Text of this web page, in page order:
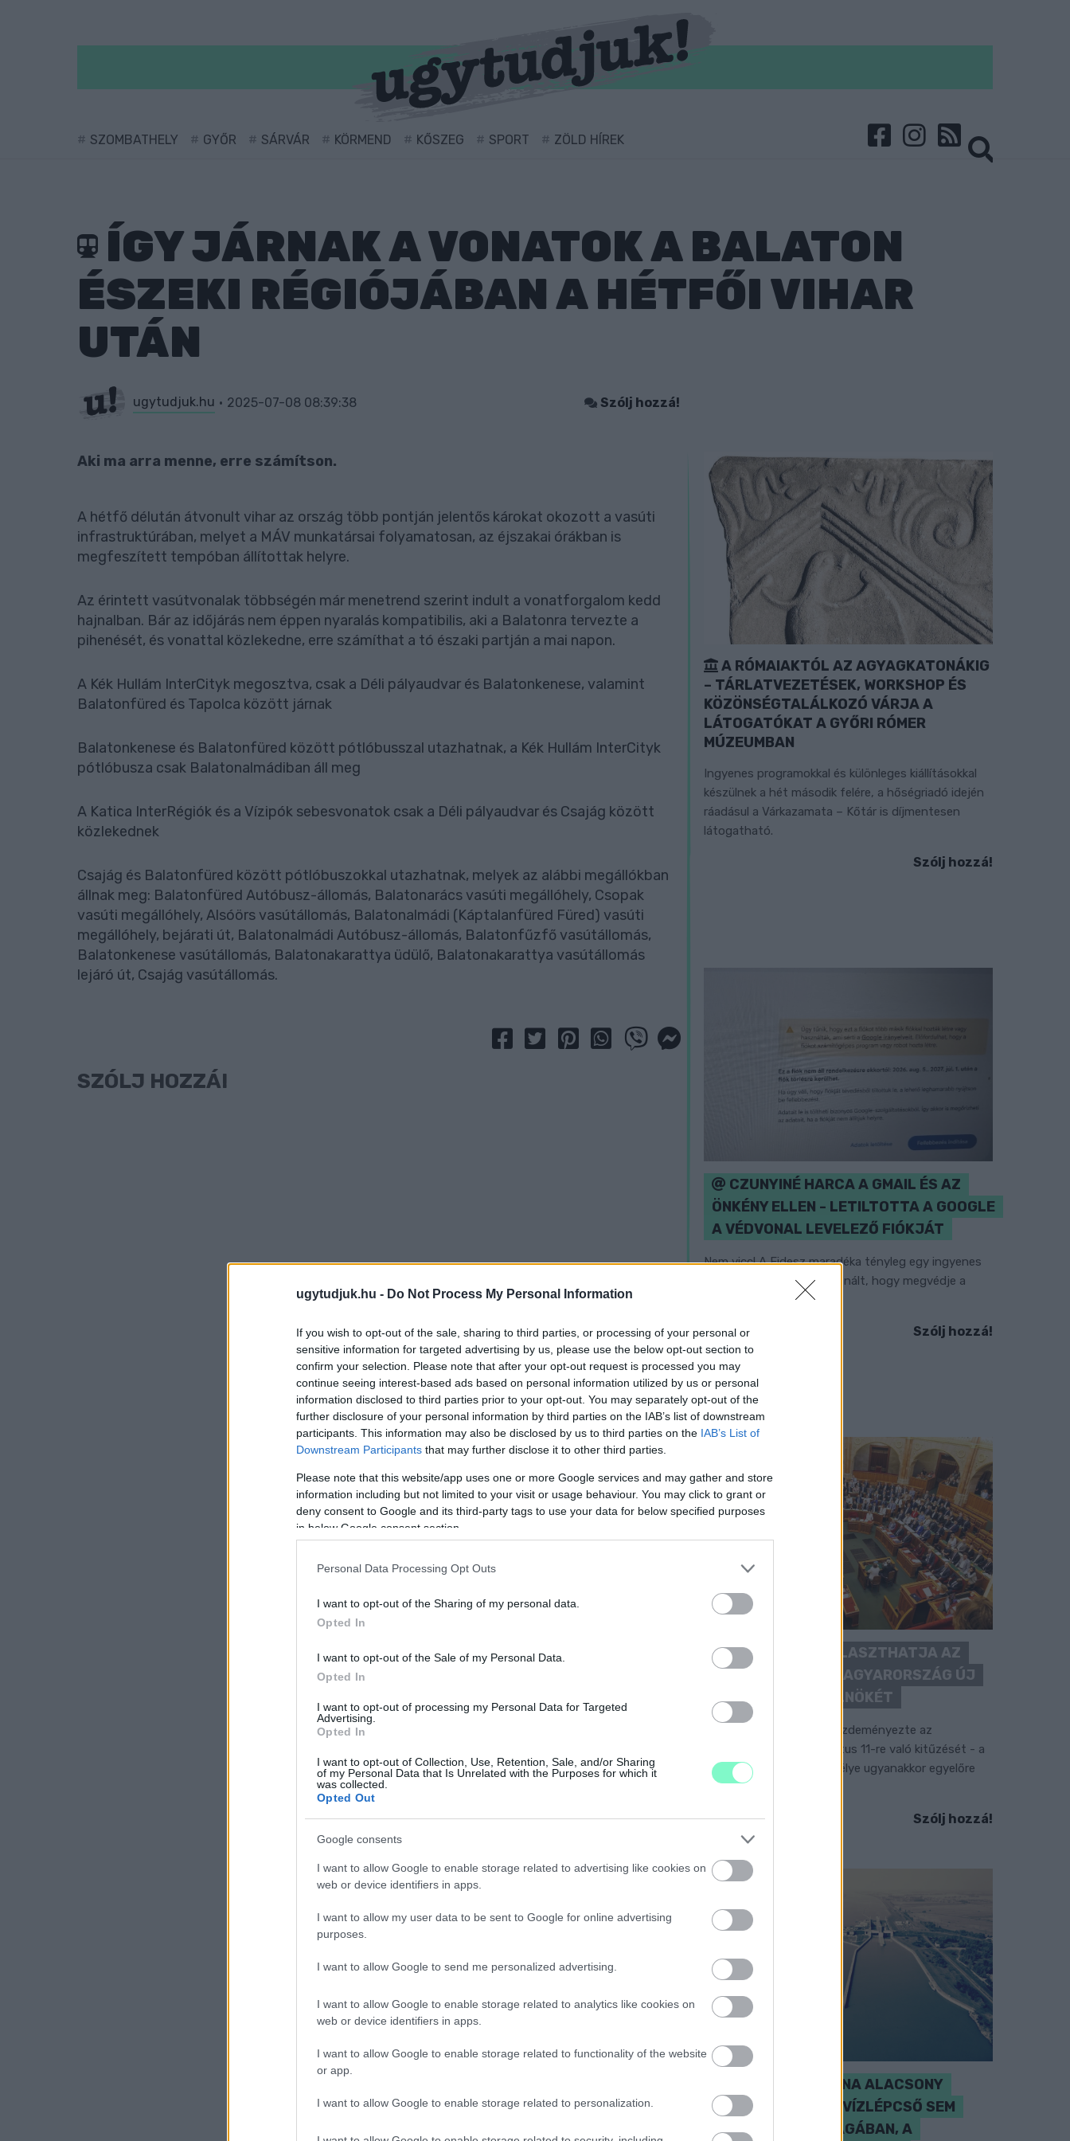
ugytudjuk.hu - Do Not Process My Personal Information
If you wish to opt-out of the sale, sharing to third parties, or processing of your personal or
sensitive information for targeted advertising by us, please use the below opt-out section to
confirm your selection. Please note that after your opt-out request is processed you may
continue seeing interest-based ads based on personal information utilized by us or personal
information disclosed to third parties prior to your opt-out. You may separately opt-out of the
further disclosure of your personal information by third parties on the IAB’s list of downstream
participants. This information may also be disclosed by us to third parties on the IAB’s List of
Downstream Participants that may further disclose it to other third parties.
Please note that this website/app uses one or more Google services and may gather and store
information including but not limited to your visit or usage behaviour. You may click to grant or
deny consent to Google and its third-party tags to use your data for below specified purposes
in below Google consent section.
Personal Data Processing Opt Outs
I want to opt-out of the Sharing of my personal data.
Opted In
I want to opt-out of the Sale of my Personal Data.
Opted In
I want to opt-out of processing my Personal Data for Targeted
Advertising.
Opted In
I want to opt-out of Collection, Use, Retention, Sale, and/or Sharing
of my Personal Data that Is Unrelated with the Purposes for which it
was collected.
Opted Out
Google consents
I want to allow Google to enable storage related to advertising like cookies on
web or device identifiers in apps.
I want to allow my user data to be sent to Google for online advertising
purposes.
I want to allow Google to send me personalized advertising.
I want to allow Google to enable storage related to analytics like cookies on
web or device identifiers in apps.
I want to allow Google to enable storage related to functionality of the website
or app.
I want to allow Google to enable storage related to personalization.
SZOMBATHELY GYŐR SÁRVÁR KÖRMEND KŐSZEG SPORT ZÖLD HÍREK
ÍGY JÁRNAK A VONATOK A BALATON
ÉSZEKI RÉGIÓJÁBAN A HÉTFŐI VIHAR
UTÁN
ugytudjuk.hu 2025-07-08 08:39:38 Szólj hozzá!
Aki ma arra menne, erre számítson.
A hétfő délután átvonult vihar az ország több pontján jelentős károkat okozott a vasúti
infrastruktúrában, melyet a MÁV munkatársai folyamatosan, az éjszakai órákban is
megfeszített tempóban állítottak helyre.
Az érintett vasútvonalak többségén már menetrend szerint indult a vonatforgalom kedd
hajnalban. Bár az időjárás nem éppen nyaralás kompatibilis, aki a Balatonra tervezte a
pihenését, és vonattal közlekedne, erre számíthat a tó északi partján a mai napon.
A Kék Hullám InterCityk megosztva, csak a Déli pályaudvar és Balatonkenese, valamint
Balatonfüred és Tapolca között járnak
Balatonkenese és Balatonfüred között pótlóbusszal utazhatnak, a Kék Hullám InterCityk
pótlóbusza csak Balatonalmádiban áll meg
A Katica InterRégiók és a Vízipók sebesvonatok csak a Déli pályaudvar és Csajág között
közlekednek
Csajág és Balatonfüred között pótlóbuszokkal utazhatnak, melyek az alábbi megállókban
állnak meg: Balatonfüred Autóbusz-állomás, Balatonarács vasúti megállóhely, Csopak
vasúti megállóhely, Alsóörs vasútállomás, Balatonalmádi (Káptalanfüred Füred) vasúti
megállóhely, bejárati út, Balatonalmádi Autóbusz-állomás, Balatonfűzfő vasútállomás,
Balatonkenese vasútállomás, Balatonakarattya üdülő, Balatonakarattya vasútállomás
lejáró út, Csajág vasútállomás.
SZÓLJ HOZZÁ!
A RÓMAIAKTÓL AZ AGYAGKATONÁKIG
– TÁRLATVEZETÉSEK, WORKSHOP ÉS
KÖZÖNSÉGTALÁLKOZÓ VÁRJA A
LÁTOGATÓKAT A GYŐRI RÓMER
MÚZEUMBAN
Ingyenes programokkal és különleges kiállításokkal
készülnek a hét második felére, a hőségriadó idején
ráadásul a Várkazamata – Kőtár is díjmentesen
látogatható.
Szólj hozzá!
CZUNYINÉ HARCA A GMAIL ÉS AZ
ÖNKÉNY ELLEN - LETILTOTTA A GOOGLE
A VÉDVONAL LEVELEZŐ FIÓKJÁT
Nem vicc! A Fidesz maradéka tényleg egy ingyenes
e-mail szolgáltatást használt, hogy megvédje a
Fidesz maradékát.
Szólj hozzá!
KEDDEN MEGVÁLASZTHATJA AZ
ORSZÁGGYŰLÉS MAGYARORSZÁG ÚJ
KÖZTÁRSASÁGI ELNÖKÉT
A TISZA Párt frakciója kezdeményezte az
államfőválasztás augusztus 11-re való kitűzését - a
kormánypárti jelölt személye ugyanakkor egyelőre
nem ismert.
Szólj hozzá!
SZAKÉRTŐ A DUNA ALACSONY
VÍZÁLLÁSÁRÓL: A VÍZLÉPCSŐ SEM
CSODASZER ÖNMAGÁBAN, A